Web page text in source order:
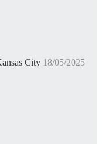
18/05/2025